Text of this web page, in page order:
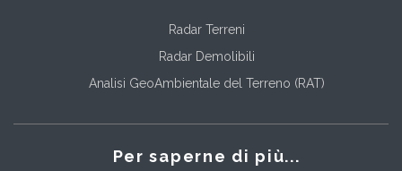
Radar Terreni
Radar Demolibili
Analisi GeoAmbientale del Terreno (RAT)
Per saperne di più...